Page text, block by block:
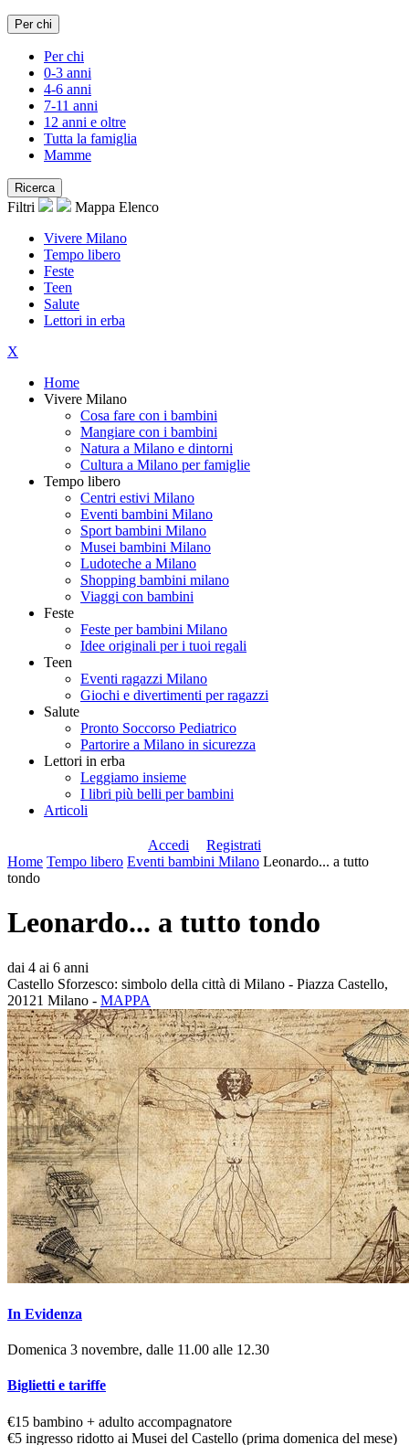
Per chi
Per chi
0-3 anni
4-6 anni
7-11 anni
12 anni e oltre
Tutta la famiglia
Mamme
Ricerca
Filtri Mappa Elenco
Vivere Milano
Tempo libero
Feste
Teen
Salute
Lettori in erba
X
Home
Vivere Milano
Cosa fare con i bambini
Mangiare con i bambini
Natura a Milano e dintorni
Cultura a Milano per famiglie
Tempo libero
Centri estivi Milano
Eventi bambini Milano
Sport bambini Milano
Musei bambini Milano
Ludoteche a Milano
Shopping bambini milano
Viaggi con bambini
Feste
Feste per bambini Milano
Idee originali per i tuoi regali
Teen
Eventi ragazzi Milano
Giochi e divertimenti per ragazzi
Salute
Pronto Soccorso Pediatrico
Partorire a Milano in sicurezza
Lettori in erba
Leggiamo insieme
I libri più belli per bambini
Articoli
Accedi
Registrati
Home Tempo libero Eventi bambini Milano Leonardo... a tutto
tondo
Leonardo... a tutto tondo
dai 4 ai 6 anni
Castello Sforzesco: simbolo della città di Milano - Piazza Castello,
20121 Milano - MAPPA
In Evidenza
Domenica 3 novembre, dalle 11.00 alle 12.30
Biglietti e tariffe
€15 bambino + adulto accompagnatore
€5 ingresso ridotto ai Musei del Castello (prima domenica del mese)